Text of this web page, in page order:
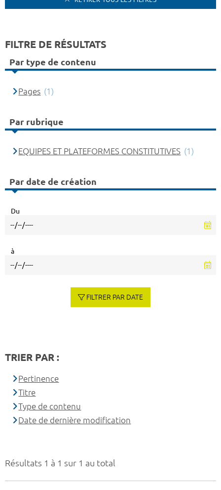
Résultats 1 à 1 sur 1 au total
FILTRE DE RÉSULTATS
Par type de contenu
Pages (1)
Par rubrique
EQUIPES ET PLATEFORMES CONSTITUTIVES (1)
Par date de création
Du
à
FILTRER PAR DATE
TRIER PAR :
Pertinence
Titre
Type de contenu
Date de dernière modification